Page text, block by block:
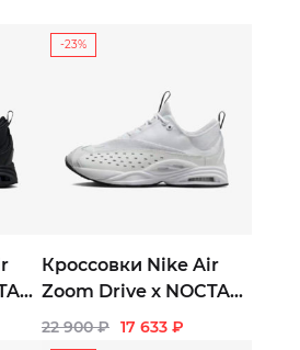
-23%
Кроссовки Nike Air
Zoom Drive x NOCTA
«Summit White»
22 900₽ 17 633 ₽